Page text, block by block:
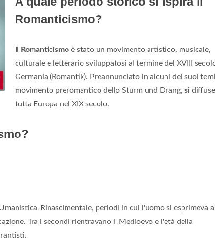
Romanticismo?
Romanticismo è stato un movimento artistico, musicale,
culturale e letterario sviluppatosi al termine del XVIII
Germania (Romantik). Preannunciato in alcuni dei suoi
movimento preromantico dello Sturm und Drang, si
tutta Europa nel XIX secolo.
Rinascimentale, periodi in cui l'uomo si esprimeva
Tra i secondi rientravano il Medioevo e l'età della